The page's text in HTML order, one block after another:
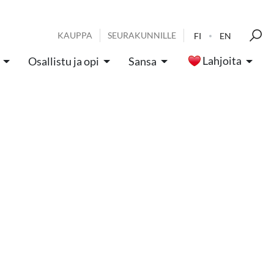
KAUPPA SEURAKUNNILLE FI EN
Osallistu ja opi Sansa Lahjoita